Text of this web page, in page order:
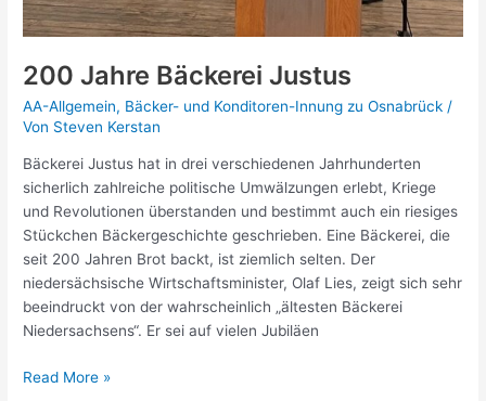
200 Jahre Bäckerei Justus
AA-Allgemein, Bäcker- und Konditoren-Innung zu Osnabrück /
Von Steven Kerstan
Bäckerei Justus hat in drei verschiedenen Jahrhunderten
sicherlich zahlreiche politische Umwälzungen erlebt, Kriege
und Revolutionen überstanden und bestimmt auch ein riesiges
Stückchen Bäckergeschichte geschrieben. Eine Bäckerei, die
seit 200 Jahren Brot backt, ist ziemlich selten. Der
niedersächsische Wirtschaftsminister, Olaf Lies, zeigt sich sehr
beeindruckt von der wahrscheinlich „ältesten Bäckerei
Niedersachsens“. Er sei auf vielen Jubiläen
Read More »